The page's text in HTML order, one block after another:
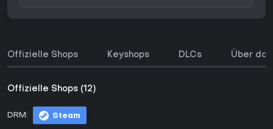
Offizielle Shops Keyshops DLCs Über
Offizielle Shops (12)
DRM: Steam